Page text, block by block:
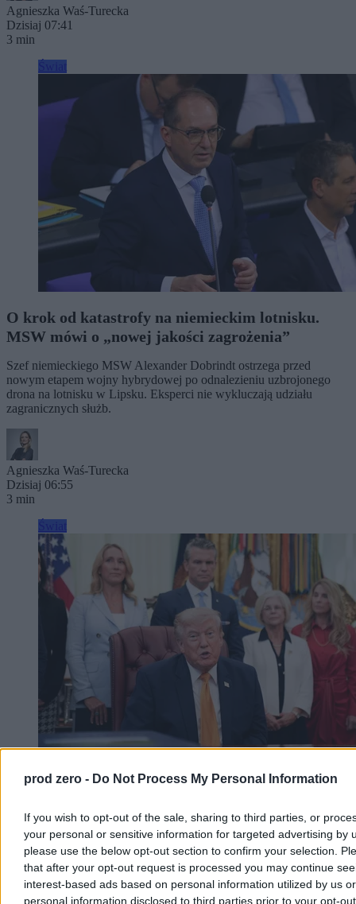
prod zero - Do Not Process My Personal Information
If you wish to opt-out of the sale, sharing to third parties, or
your personal or sensitive information for targeted advertising by
please use the below opt-out section to confirm your selection.
that after your opt-out request is processed you may continue
interest-based ads based on personal information utilized by us or
personal information disclosed to third parties prior to your opt-
Agnieszka Waś-Turecka
Dzisiaj 07:41
3 min
O krok od katastrofy na niemieckim lotnisku.
MSW mówi o „nowej jakości zagrożenia”
Szef niemieckiego MSW Alexander Dobrindt ostrzega przed
nowym etapem wojny hybrydowej po odnalezieniu uzbrojonego
drona na lotnisku w Lipsku. Eksperci nie wykluczają udziału
zagranicznych służb.
Agnieszka Waś-Turecka
Dzisiaj 06:55
3 min
USA brakuje broni? Trump miał zażądać
Stany Zjednoczone zmagają się z poważnym deficytem uzbrojenia,
co bezpośrednio wpływa na ich działania zbrojne. Z doniesień prasy
wynika, że Donald Trump wyraził głębokie niezadowolenie z
powodu niepełnych informacji o stanie magazynów. Biały Dom
kategorycznie odrzuca te ustalenia.